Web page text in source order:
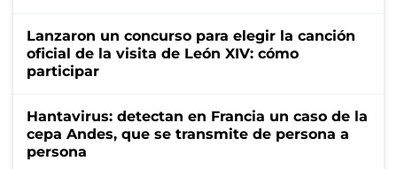
Lanzaron un concurso para elegir la canción
oficial de la visita de León XIV: cómo
participar
Hantavirus: detectan en Francia un caso de la
cepa Andes, que se transmite de persona a
persona